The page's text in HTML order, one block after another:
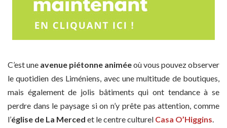
C’est une avenue piétonne animéeoù vous pouvez observer
le quotidien des Liméniens, avec une multitude de boutiques,
mais également de jolis bâtiments qui ont tendance à se
perdre dans le paysage si on n’y prête pas attention, comme
l’église de La Merced et le centre culturel Casa O’Higgins.